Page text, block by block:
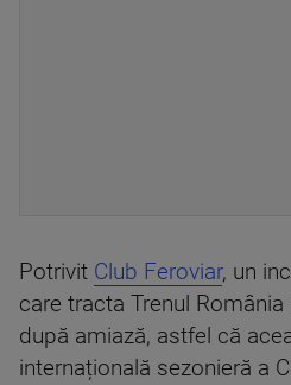
Potrivit Club Feroviar, un
care tracta Trenul
după amiază, astfel că
internațională sezonieră a